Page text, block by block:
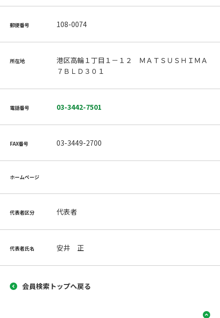
郵便番号 108-0074
所在地
港区高輪１丁目１－１２ ＭＡＴＳＵＳＨＩＭＡ
７ＢＬＤ３０１
電話番号 03-3442-7501
FAX番号 03-3449-2700
ホームページ
代表者区分 代表者
代表者氏名 安井 正
会員検索トップへ戻る